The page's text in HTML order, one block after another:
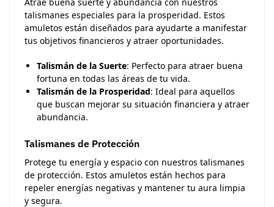
talismanes especiales para la prosperidad. Estos
amuletos están diseñados para ayudarte a manifestar
tus objetivos financieros y atraer oportunidades.
Talismán de la Suerte: Perfecto para atraer buena
fortuna en todas las áreas de tu vida.
Talismán de la Prosperidad: Ideal para aquellos
que buscan mejorar su situación financiera y atraer
abundancia.
Talismanes de Protección
Protege tu energía y espacio con nuestros talismanes
de protección. Estos amuletos están hechos para
repeler energías negativas y mantener tu aura limpia
y segura.